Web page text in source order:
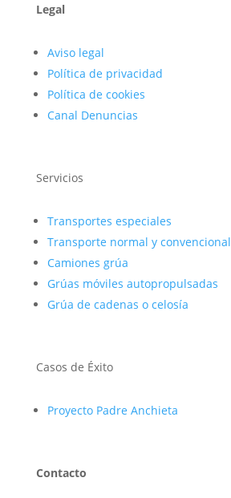
Legal
Aviso legal
Política de privacidad
Política de cookies
Canal Denuncias
Servicios
Transportes especiales
Transporte normal y convencional
Camiones grúa
Grúas móviles autopropulsadas
Grúa de cadenas o celosía
Casos de Éxito
Proyecto Padre Anchieta
Contacto